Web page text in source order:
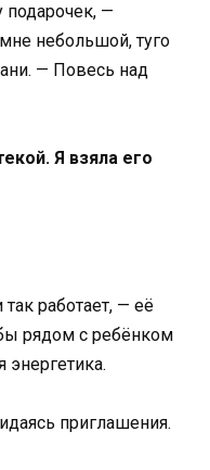
подарочек, —
небольшой, туго
— Повесь над
Я взяла его
работает, — её
рядом с ребёнком
энергетика.
приглашения.